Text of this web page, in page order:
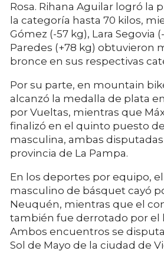
Rosa. Rihana Aguilar logró la
la categoría hasta 70 kilos,
Gómez (-57 kg), Lara Segovia
Paredes (+78 kg) obtuvieron
bronce en sus respectivas
Por su parte, en mountain
alcanzó la medalla de plata
por Vueltas, mientras que
finalizó en el quinto puesto
masculina, ambas disputadas
provincia de La Pampa.
En los deportes por equipo,
masculino de básquet cayó
Neuquén, mientras que el
también fue derrotado por el
Ambos encuentros se
Sol de Mayo de la ciudad de